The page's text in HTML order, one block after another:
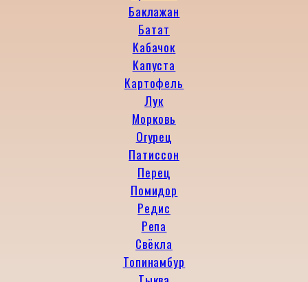
Баклажан
Батат
Кабачок
Капуста
Картофель
Лук
Морковь
Огурец
Патиссон
Перец
Помидор
Редис
Репа
Свёкла
Топинамбур